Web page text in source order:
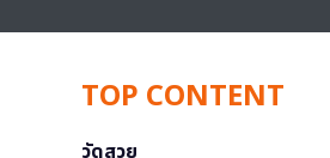
TOP CONTENT
วัดสวย